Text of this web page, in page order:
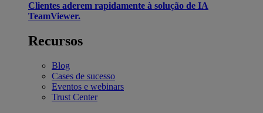
Clientes aderem rapidamente à solução de IA
TeamViewer.
Recursos
Blog
Cases de sucesso
Eventos e webinars
Trust Center